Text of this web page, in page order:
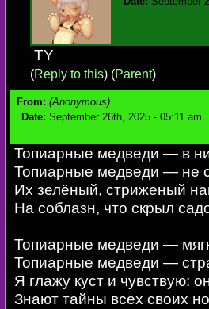
TY
(Reply to this) (Parent)
From: (Anonymous)
Date: September 26th, 2025 - 05:11 am
Топиарные медведи — в
Топиарные медведи — не
Их зелёный, стриженый
На соблазн, что скрыл
Топиарные медведи —
Топиарные медведи —
Я глажу куст и чувствую:
Знают тайны всех своих